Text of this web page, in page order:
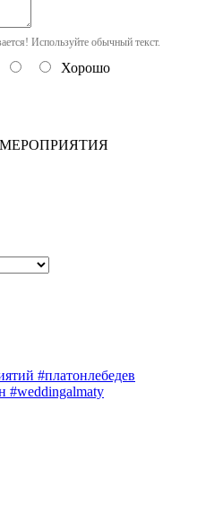
Используйте обычный текст.
Хорошо
#платонлебедев
#weddingalmaty